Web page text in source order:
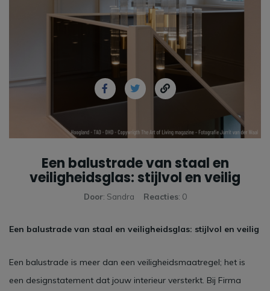
Een balustrade van staal en
veiligheidsglas: stijlvol en veilig
Door: Sandra Reacties: 0
Een balustrade van staal en veiligheidsglas: stijlvol en veilig
Een balustrade is meer dan een veiligheidsmaatregel; het is
een designstatement dat jouw interieur versterkt. Bij Firma